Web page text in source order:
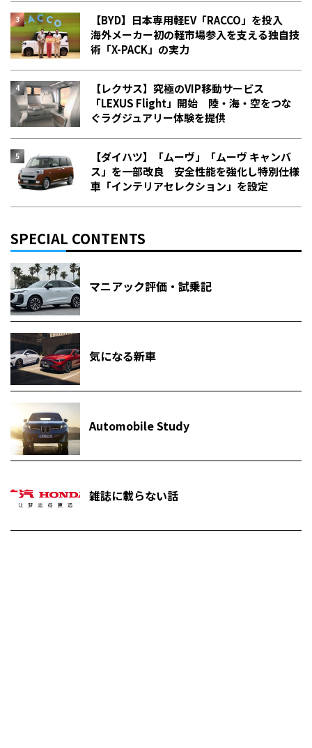
【BYD】日本専用軽EV「RACCO」を投入
海外メーカー初の軽市場参入を支える独自技
術「X-PACK」の実力
【レクサス】究極のVIP移動サービス
「LEXUS Flight」開始 陸・海・空をつな
ぐラグジュアリー体験を提供
【ダイハツ】「ムーヴ」「ムーヴ キャンバ
ス」を一部改良 安全性能を強化し特別仕様
車「インテリアセレクション」を設定
SPECIAL CONTENTS
マニアック評価・試乗記
気になる新車
Automobile Study
雑誌に載らない話